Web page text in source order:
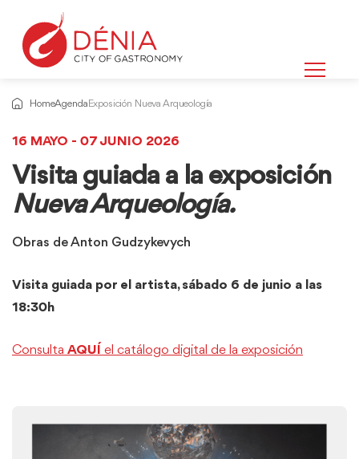
HomeAgenda Exposición Nueva Arqueología
16 MAYO - 07 JUNIO 2026
Visita guiada a la exposición
Nueva Arqueología.
Obras de Anton Gudzykevych
Visita guiada por el artista, sábado 6 de junio a las
18:30h
Consulta AQUÍ el catálogo digital de la exposición